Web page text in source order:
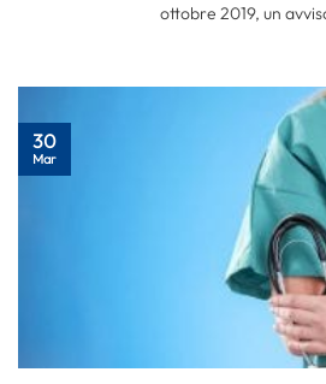
ottobre 2019, un
30
Mar